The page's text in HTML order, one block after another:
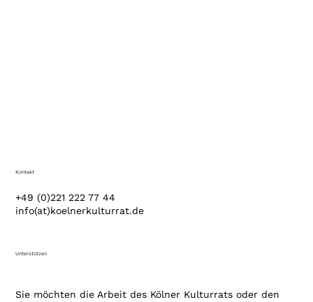
+49 (0)221 222 77 44
info(at)koelnerkulturrat.de
Kontakt
Unterstützen
Sie möchten die Arbeit des Kölner Kulturrats oder den